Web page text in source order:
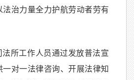
法治力量全力护航劳动者劳有
法所工作人员通过发放普法宣
对一法律咨询、开展法律知